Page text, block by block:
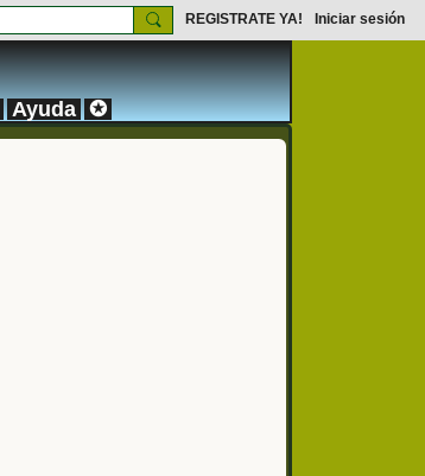
REGISTRATE YA! Iniciar sesión
Ayuda ✪